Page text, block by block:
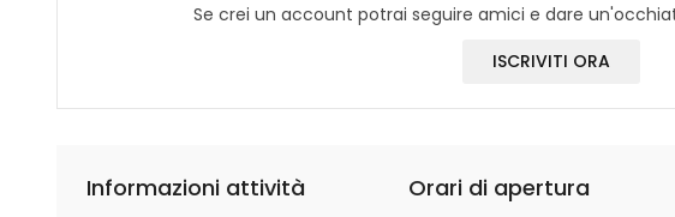
Se crei un account potrai seguire amici e dare
ISCRIVITI ORA
Informazioni attività Orari di apertura